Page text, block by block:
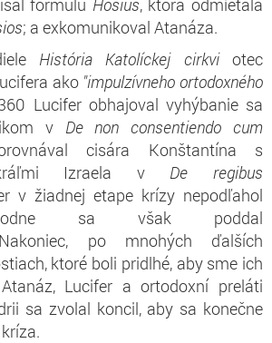
formulu Hosius, ktorá odmietala
; a exkomunikoval Atanáza.
História Katolíckej cirkviotec
ako "impulzívneho ortodoxného
Lucifer obhajoval vyhýbanie sa
v De non consentiendo cum
cisára Konštantína s
kráľmi Izraela v De regibus
v žiadnej etape krízy nepodľahol
sa však poddal
po mnohých ďalších
ktoré boli pridlhé, aby sme ich
Lucifer a ortodoxní preláti
sa zvolal koncil, aby sa konečne